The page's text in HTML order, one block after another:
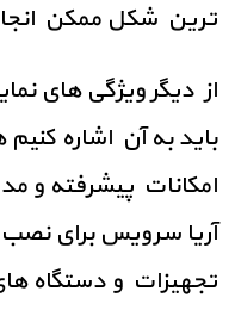
ترین شکل ممکن
از دیگر ویژگی های
باید به آن اشاره
امکانات پیشرفته و
آریا سرویس برای
تجهیزات و دستگاه های